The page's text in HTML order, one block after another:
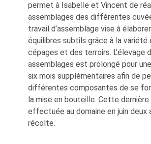
permet à Isabelle et Vincent de
assemblages des différentes
travail d’assemblage vise à
équilibres subtils grâce à la variété
cépages et des terroirs. L’élevage
assemblages est prolongé pour
six mois supplémentaires afin de
différentes composantes de se
la mise en bouteille. Cette
effectuée au domaine en juin deux
récolte.